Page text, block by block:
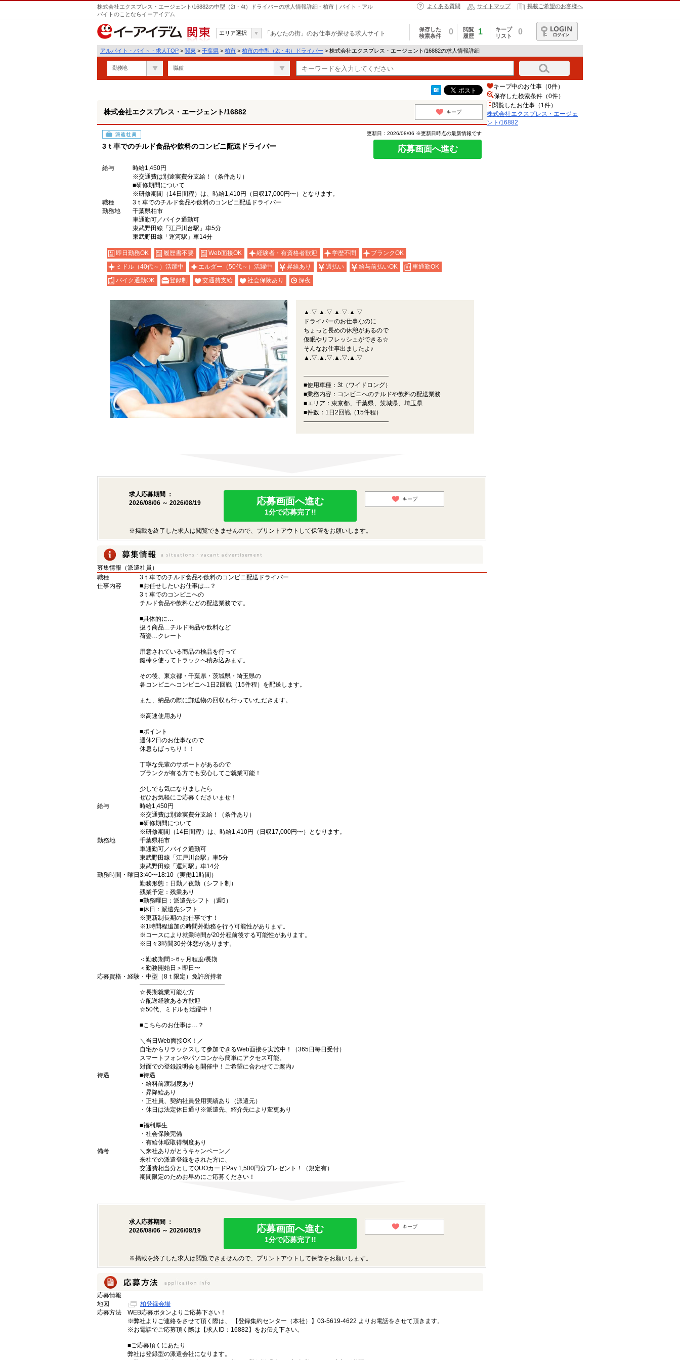
株式会社エクスプレス・エージェント/16882の中型（2t・4t）ドライバーの求人情報詳細 - 柏市｜バイト・アル
バイトのことならイーアイデム
よくある質問 サイトマップ 掲載ご希望のお客様へ
関東
エリア選択 「あなたの街」のお仕事が探せる求人サイト
保存した
検索条件
0
閲覧
履歴
1
キープ
リスト
0
ログイン
アルバイト・バイト・求人TOP > 関東 > 千葉県 > 柏市 > 柏市の中型（2t・4t）ドライバー > 株式会社エクスプレス・エージェント/16882の求人情報詳細
勤務地 職種
株式会社エクスプレス・エージェント/16882 キープ
派遣社員
3ｔ車でのチルド食品や飲料のコンビニ配送ドライバー
更新日：2026/08/06 ※更新日時点の最新情報です
応募画面へ進む
給与
時給1,450円
※交通費は別途実費分支給！（条件あり）
■研修期間について
※研修期間（14日間程）は、時給1,410円（日収17,000円〜）となります。
職種
3ｔ車でのチルド食品や飲料のコンビニ配送ドライバー
勤務地
千葉県柏市
車通勤可／バイク通勤可
東武野田線「江戸川台駅」車5分
東武野田線「運河駅」車14分
即日勤務OK 履歴書不要 Web面接OK 経験者・有資格者歓迎 学歴不問
ブランクOK
ミドル（40代～）活躍中
エルダー（50代～）活躍中 昇給あり 週払い 給与前払いOK
車通勤OK
バイク通勤OK
登録制 交通費支給 社会保険あり 深夜
▲.▽.▲.▽.▲.▽.▲.▽
ドライバーのお仕事なのに
ちょっと長めの休憩があるので
仮眠やリフレッシュができる☆
そんなお仕事出ましたよ♪
▲.▽.▲.▽.▲.▽.▲.▽
――――――――――――――
■使用車種：3t（ワイドロング）
■業務内容：コンビニへのチルドや飲料の配送業務
■エリア：東京都、千葉県、茨城県、埼玉県
■件数：1日2回戦（15件程）
――――――――――――――
求人応募期間 ：
2026/08/06 ～ 2026/08/19
応募画面へ進む
1分で応募完了!!
キープ
※掲載を終了した求人は閲覧できませんので、プリントアウトして保管をお願いします。
募集情報（派遣社員）
職種
3ｔ車でのチルド食品や飲料のコンビニ配送ドライバー
仕事内容
■お任せしたいお仕事は…？
3ｔ車でのコンビニへの
チルド食品や飲料などの配送業務です。
■具体的に…
扱う商品…チルド商品や飲料など
荷姿…クレート
用意されている商品の検品を行って
鍵棒を使ってトラックへ積み込みます。
その後、東京都・千葉県・茨城県・埼玉県の
各コンビニへコンビニへ1日2回戦（15件程）を配送します。
また、納品の際に郵送物の回収も行っていただきます。
※高速使用あり
■ポイント
週休2日のお仕事なので
休息もばっちり！！
丁寧な先輩のサポートがあるので
ブランクが有る方でも安心してご就業可能！
少しでも気になりましたら
ぜひお気軽にご応募くださいませ！
給与
時給1,450円
※交通費は別途実費分支給！（条件あり）
■研修期間について
※研修期間（14日間程）は、時給1,410円（日収17,000円〜）となります。
勤務地
千葉県柏市
車通勤可／バイク通勤可
東武野田線「江戸川台駅」車5分
東武野田線「運河駅」車14分
勤務時間・曜日 3:40〜18:10（実働11時間）
勤務形態：日勤／夜勤（シフト制）
残業予定：残業あり
■勤務曜日：派遣先シフト（週5）
■休日：派遣先シフト
※更新制長期のお仕事です！
※1時間程追加の時間外勤務を行う可能性があります。
※コースにより就業時間が20分程前後する可能性があります。
※日々3時間30分休憩があります。
＜勤務期間＞6ヶ月程度/長期
＜勤務開始日＞即日〜
応募資格・経験 ・中型（8ｔ限定）免許所持者
――――――――――――――
☆長期就業可能な方
☆配送経験ある方歓迎
☆50代、ミドルも活躍中！
■こちらのお仕事は…？
＼当日Web面接OK！／
自宅からリラックスして参加できるWeb面接を実施中！（365日毎日受付）
スマートフォンやパソコンから簡単にアクセス可能。
対面での登録説明会も開催中！ご希望に合わせてご案内♪
待遇
■待遇
・給料前渡制度あり
・昇降給あり
・正社員、契約社員登用実績あり（派遣元）
・休日は法定休日通り※派遣先、紹介先により変更あり
■福利厚生
・社会保険完備
・有給休暇取得制度あり
備考
＼来社ありがとうキャンペーン／
来社での派遣登録をされた方に、
交通費相当分としてQUOカードPay 1,500円分プレゼント！（規定有）
期間限定のためお早めにご応募ください！
求人応募期間 ：
2026/08/06 ～ 2026/08/19
応募画面へ進む
1分で応募完了!!
キープ
※掲載を終了した求人は閲覧できませんので、プリントアウトして保管をお願いします。
応募情報
地図
柏登録会場
応募方法
WEB応募ボタンよりご応募下さい！
※弊社よりご連絡をさせて頂く際は、 【登録集約センター（本社）】03-5619-4622 よりお電話をさせて頂きます。
※お電話でご応募頂く際は【求人ID：16882】をお伝え下さい。
■ご応募頂くにあたり
弊社は登録型の派遣会社になります。
キープ中のお仕事（0件）
保存した検索条件（0件）
閲覧したお仕事（1件）
株式会社エクスプレス・エージェ
ント/16882